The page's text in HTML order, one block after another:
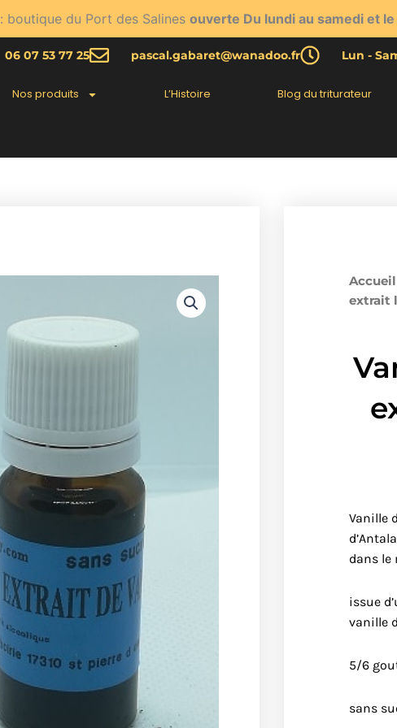
: boutique du Port des Salines ouverte Du lundi au samedi et
06 07 53 77 25 pascal.gabaret@wanadoo.fr Lun -
Nos produits L’Histoire Blog du triturateur
Accueil
extrait
Vanille
dans le
issue
vanille
5/6
sans